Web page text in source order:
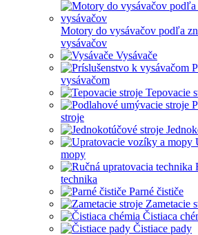
Motory do vysávačov podľa
vysávačov
Vysávače
vysávačom
Tepovacie
stroje
mopy
technika
Parné čističe
Zametacie
Čistiaca
Čistiace pady